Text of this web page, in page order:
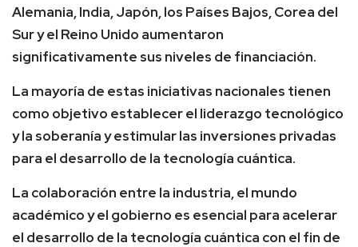
Alemania, India, Japón, los Países Bajos, Corea del
Sur y el Reino Unido aumentaron
significativamente sus niveles de financiación.
La mayoría de estas iniciativas nacionales tienen
como objetivo establecer el liderazgo tecnológico
y la soberanía y estimular las inversiones privadas
para el desarrollo de la tecnología cuántica.
La colaboración entre la industria, el mundo
académico y el gobierno es esencial para acelerar
el desarrollo de la tecnología cuántica con el fin de